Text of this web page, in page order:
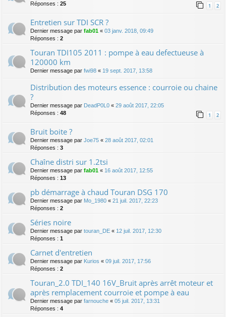
Réponses : 25 1 2
Entretien sur TDI SCR ?
Dernier message par fab01 « 03 janv. 2018, 09:49
Réponses : 2
Touran TDI105 2011 : pompe à eau defectueuse à
120000 km
Dernier message par fwi98 « 19 sept. 2017, 13:58
Distribution des moteurs essence : courroie ou chaine
?
Dernier message par DeadP0L0 « 29 août 2017, 22:05
Réponses : 48 1 2
Bruit boite ?
Dernier message par Joe75 « 28 août 2017, 02:01
Réponses : 3
Chaîne distri sur 1.2tsi
Dernier message par fab01 « 16 août 2017, 12:55
Réponses : 13
pb démarrage à chaud Touran DSG 170
Dernier message par Mo_1980 « 21 juil. 2017, 22:23
Réponses : 2
Séries noire
Dernier message par touran_DE « 12 juil. 2017, 12:30
Réponses : 1
Carnet d'entretien
Dernier message par Kurios « 09 juil. 2017, 17:56
Réponses : 2
Touran_2.0 TDI_140 16V_Bruit après arrêt moteur et
après remplacement courroie et pompe à eau
Dernier message par farnouche « 05 juil. 2017, 13:31
Réponses : 4